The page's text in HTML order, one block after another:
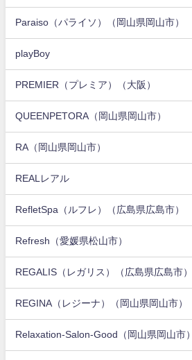
Paraiso（パライソ）（岡山県岡山市）
playBoy
PREMIER（プレミア）（大阪）
QUEENPETORA（岡山県岡山市）
RA（岡山県岡山市）
REALレアル
RefletSpa（ルフレ）（広島県広島市）
Refresh（愛媛県松山市）
REGALIS（レガリス）（広島県広島市）
REGINA（レジーナ）（岡山県岡山市）
Relaxation-Salon-Good（岡山県岡山市）